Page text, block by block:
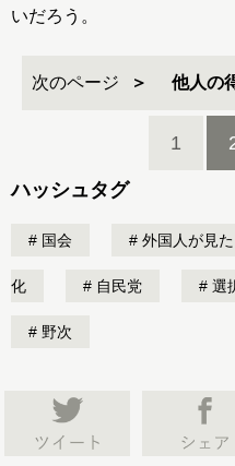
いだろう。
次のページ 他人の
1
ハッシュタグ
国会 外国人が見
化 自民党 選
野次